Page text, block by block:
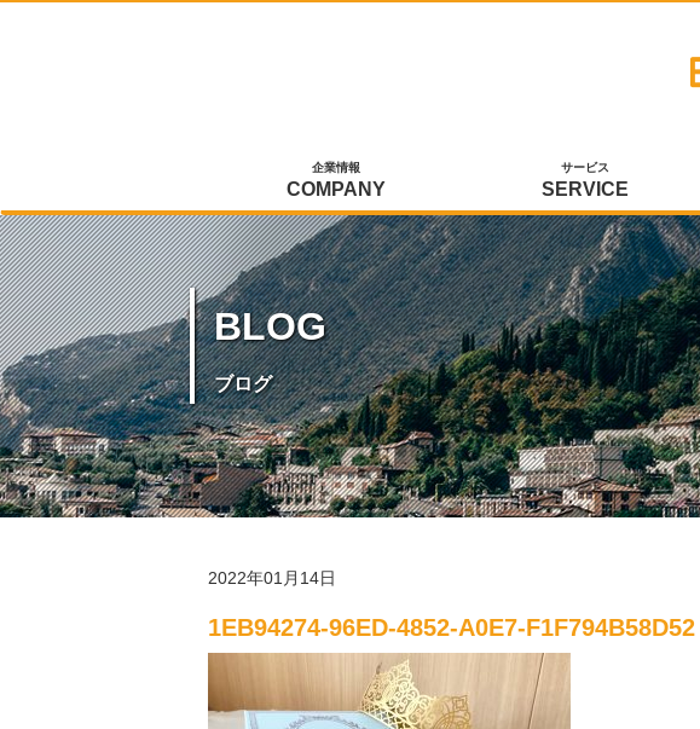
企業情報
COMPANY
サービス
SERVICE
BLOG
ブログ
2022年01月14日
1EB94274-96ED-4852-A0E7-F1F794B58D52